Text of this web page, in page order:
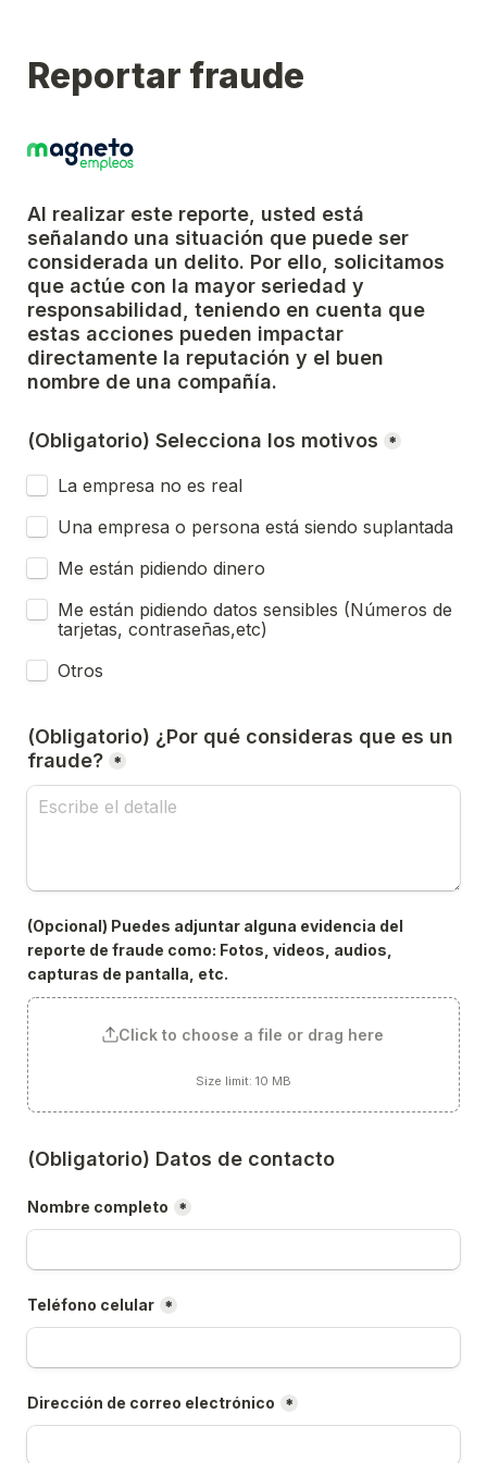
Reportar fraude
Al realizar este reporte, usted está
señalando una situación que puede ser
considerada un delito. Por ello, solicitamos
que actúe con la mayor seriedad y
responsabilidad, teniendo en cuenta que
estas acciones pueden impactar
directamente la reputación y el buen
nombre de una compañía.
(Obligatorio) Selecciona los motivos *
La empresa no es real
Una empresa o persona está siendo suplantada
Me están pidiendo dinero
Me están pidiendo datos sensibles (Números de
tarjetas, contraseñas,etc)
Otros
(Obligatorio) ¿Por qué consideras que es un
fraude? *
(Opcional) Puedes adjuntar alguna evidencia del
reporte de fraude como: Fotos, videos, audios,
capturas de pantalla, etc.
Click to choose a file or drag here
Size limit: 10 MB
(Obligatorio) Datos de contacto
Nombre completo *
Teléfono celular *
Dirección de correo electrónico *